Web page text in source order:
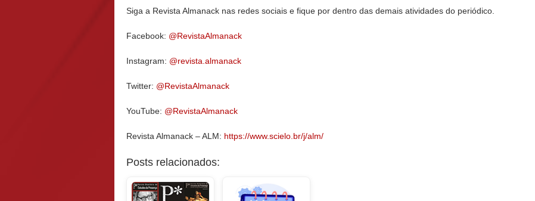
Siga a Revista Almanack nas redes sociais e fique por dentro das demais atividades do periódico.
Facebook: @RevistaAlmanack
Instagram: @revista.almanack
Twitter: @RevistaAlmanack
YouTube: @RevistaAlmanack
Revista Almanack – ALM: https://www.scielo.br/j/alm/
Posts relacionados: